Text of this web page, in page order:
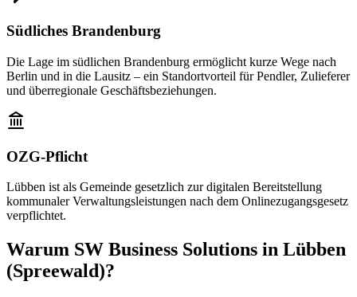
Südliches Brandenburg
Die Lage im südlichen Brandenburg ermöglicht kurze Wege nach
Berlin und in die Lausitz – ein Standortvorteil für Pendler, Zulieferer
und überregionale Geschäftsbeziehungen.
OZG-Pflicht
Lübben ist als Gemeinde gesetzlich zur digitalen Bereitstellung
kommunaler Verwaltungsleistungen nach dem Onlinezugangsgesetz
verpflichtet.
Warum SW Business Solutions in Lübben
(Spreewald)?